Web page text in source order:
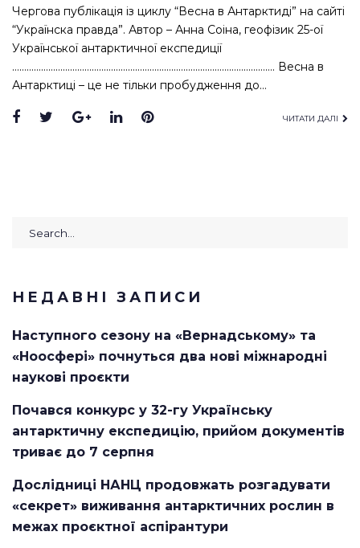
Чергова публікація із циклу “Весна в Антарктиді” на сайті
“Українска правда”. Автор – Анна Соіна, геофізик 25-ої
Української антарктичної експедиції
………………………………………………………………………………………………. Весна в
Антарктиці – це не тільки пробудження до…
Facebook
TwitterGoogle+
LinkedInPinterest ЧИТАТИ ДАЛІ
НЕДАВНІ ЗАПИСИ
Наступного сезону на «Вернадському» та
«Ноосфері» почнуться два нові міжнародні
наукові проєкти
Почався конкурс у 32-гу Українську
антарктичну експедицію, прийом документів
триває до 7 серпня
Дослідниці НАНЦ продовжать розгадувати
«секрет» виживання антарктичних рослин в
межах проєктної аспірантури